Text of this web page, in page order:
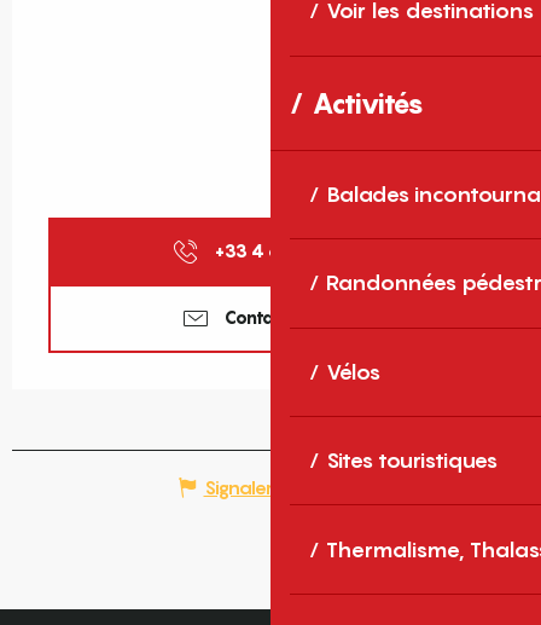
Voir les destinations
Activités
Balades
Randonnées
Vélos
Sites touristiques
Thermalisme,
+33 4 68 86 72
Contactez-nous
Signaler une erreur